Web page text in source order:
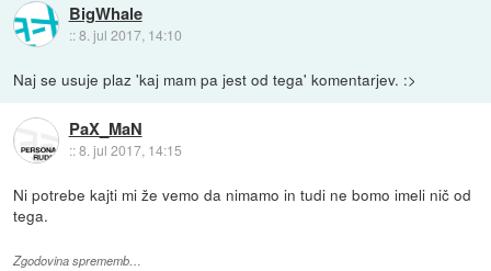
BigWhale
::8. jul 2017, 14:10
Naj se usuje plaz 'kaj mam pa jest od tega' komentarjev. :>
PaX_MaN
::8. jul 2017, 14:15
Ni potrebe kajti mi že vemo da nimamo in tudi ne bomo imeli nič od
tega.
Zgodovina sprememb…